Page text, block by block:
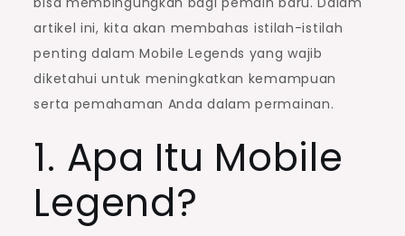
artikel ini, kita akan membahas istilah-istilah
penting dalam Mobile Legends yang wajib
diketahui untuk meningkatkan kemampuan
serta pemahaman Anda dalam permainan.
1. Apa Itu Mobile
Legend?